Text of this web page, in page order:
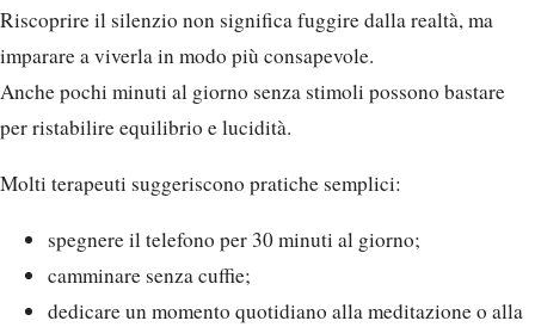
Riscoprire il silenzio non significa fuggire dalla realtà, ma
imparare a viverla in modo più consapevole.
Anche pochi minuti al giorno senza stimoli possono bastare
per ristabilire equilibrio e lucidità.
Molti terapeuti suggeriscono pratiche semplici:
spegnere il telefono per 30 minuti al giorno;
camminare senza cuffie;
dedicare un momento quotidiano alla meditazione o alla